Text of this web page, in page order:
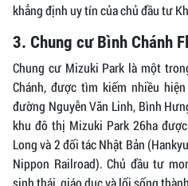
khẳng định uy tín của chủ đầu tư
3. Chung cư Bình Chánh
Chung cư Mizuki Park là một
Chánh, được tìm kiếm nhiều
đường Nguyễn Văn Linh, Bình
khu đô thị Mizuki Park 26ha
Long và 2 đối tác Nhật Bản
Nippon Railroad). Chủ đầu tư
sinh thái, giáo dục và lối sống